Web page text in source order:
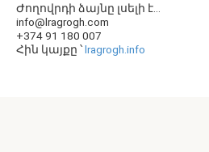
Ժողովրդի ձայնը լսելի է...
info@lragrogh.com
+374 91 180 007
Հին կայքը ՝lragrogh.info